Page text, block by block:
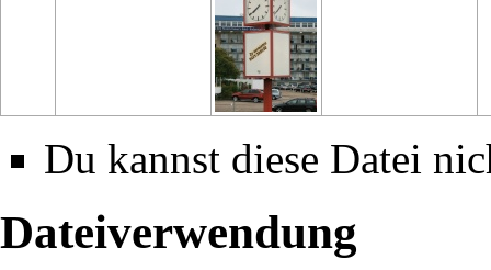
Du kannst diese Datei
Dateiverwendung